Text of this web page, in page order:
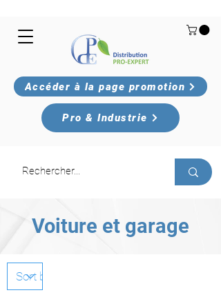
Accéder à la page promotion
Pro & Industrie
Voiture et garage